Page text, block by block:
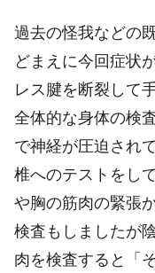
過去の怪我などの
どまえに今回症状
レス腱を断裂して
全体的な身体の検
で神経が圧迫され
椎へのテストをし
や胸の筋肉の緊張
検査もしましたが
肉を検査すると「